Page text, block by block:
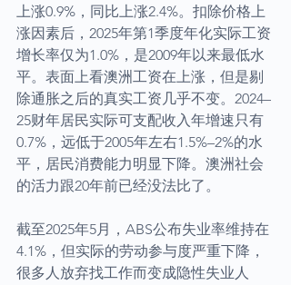
上涨0.9%，同比上涨2.4%。扣除价格上
涨因素后，2025年第1季度年化实际工资
增长率仅为1.0%，是2009年以来最低水
平。表面上看澳洲工资在上涨，但是剔
除通胀之后的真实工资几乎不变。2024–
25财年居民实际可支配收入年增速只有
0.7%，远低于2005年左右1.5%–2%的水
平，居民消费能力明显下降。澳洲社会
的活力跟20年前已经没法比了。
截至2025年5月，ABS公布失业率维持在
4.1%，但实际的劳动参与度严重下降，
很多人放弃找工作而变成隐性失业人